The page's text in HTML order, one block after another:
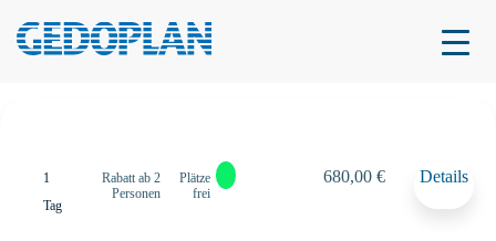
16.11.–16.11.2026
16.11.–16.11.2026
1
Tag
Rabatt ab 2
Personen
Plätze
frei
680,00 € Details